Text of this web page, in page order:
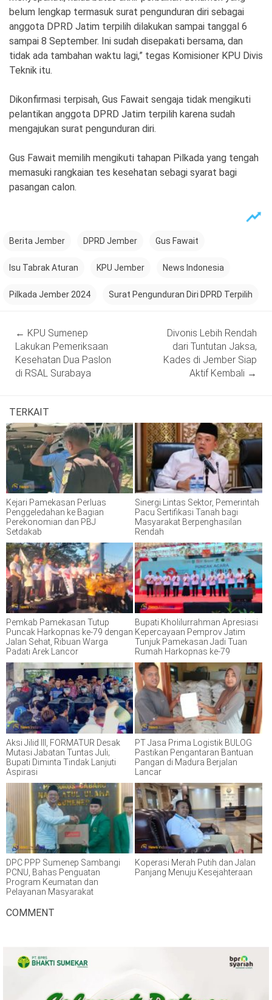
belum lengkap termasuk surat pengunduran diri sebagai
anggota DPRD Jatim terpilih dilakukan sampai tanggal 6
sampai 8 September. Ini sudah disepakati bersama, dan
tidak ada tambahan waktu lagi,” tegas Komisioner KPU Divis
Teknik itu.
Dikonfirmasi terpisah, Gus Fawait sengaja tidak mengikuti
pelantikan anggota DPRD Jatim terpilih karena sudah
mengajukan surat pengunduran diri.
Gus Fawait memilih mengikuti tahapan Pilkada yang tengah
memasuki rangkaian tes kesehatan sebagi syarat bagi
pasangan calon.
Berita Jember DPRD Jember Gus Fawait
Isu Tabrak Aturan KPU Jember News Indonesia
Pilkada Jember 2024 Surat Pengunduran Diri DPRD Terpilih
navigation
← KPU Sumenep
Lakukan Pemeriksaan
Kesehatan Dua Paslon
di RSAL Surabaya
Divonis Lebih Rendah
dari Tuntutan Jaksa,
Kades di Jember Siap
Aktif Kembali →
TERKAIT
Kejari Pamekasan Perluas
Penggeledahan ke Bagian
Perekonomian dan PBJ
Setdakab
Sinergi Lintas Sektor, Pemerintah
Pacu Sertifikasi Tanah bagi
Masyarakat Berpenghasilan
Rendah
Pemkab Pamekasan Tutup
Puncak Harkopnas ke-79 dengan
Jalan Sehat, Ribuan Warga
Padati Arek Lancor
Bupati Kholilurrahman Apresiasi
Kepercayaan Pemprov Jatim
Tunjuk Pamekasan Jadi Tuan
Rumah Harkopnas ke-79
Aksi Jilid III, FORMATUR Desak
Mutasi Jabatan Tuntas Juli;
Bupati Diminta Tindak Lanjuti
Aspirasi
PT Jasa Prima Logistik BULOG
Pastikan Pengantaran Bantuan
Pangan di Madura Berjalan
Lancar
DPC PPP Sumenep Sambangi
PCNU, Bahas Penguatan
Program Keumatan dan
Pelayanan Masyarakat
Koperasi Merah Putih dan Jalan
Panjang Menuju Kesejahteraan
COMMENT